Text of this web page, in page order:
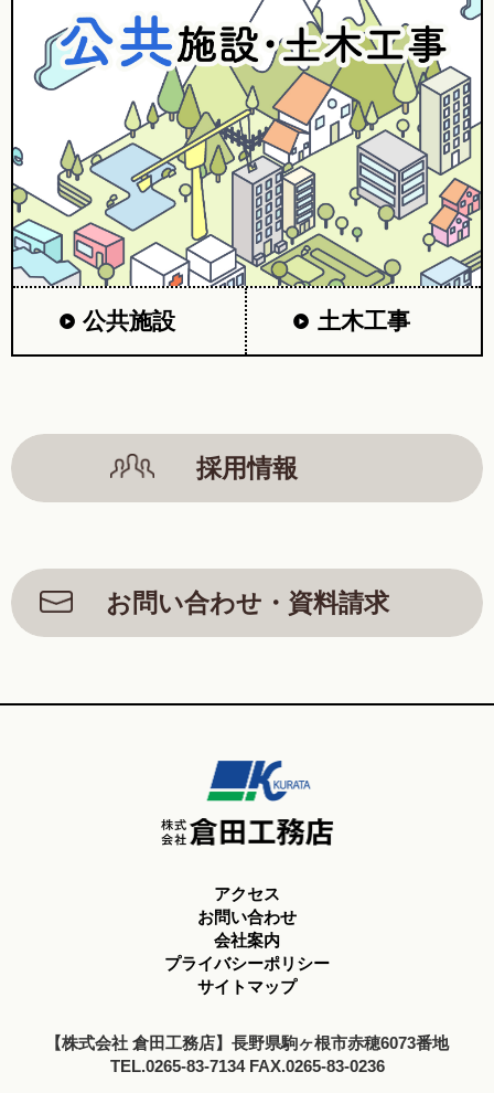
公共施設 土木工事
採用情報
お問い合わせ・資料請求
アクセス
お問い合わせ
会社案内
プライバシーポリシー
サイトマップ
【株式会社 倉田工務店】長野県駒ヶ根市赤穂6073番地
TEL.0265-83-7134 FAX.0265-83-0236